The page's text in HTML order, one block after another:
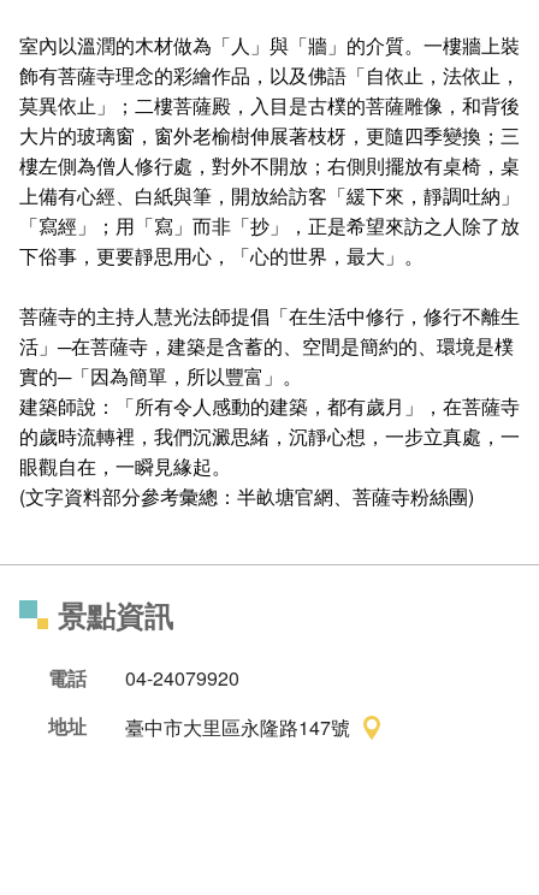
室內以溫潤的木材做為「人」與「牆」的介質。一樓牆上裝
飾有菩薩寺理念的彩繪作品，以及佛語「自依止，法依止，
莫異依止」；二樓菩薩殿，入目是古樸的菩薩雕像，和背後
大片的玻璃窗，窗外老榆樹伸展著枝枒，更隨四季變換；三
樓左側為僧人修行處，對外不開放；右側則擺放有桌椅，桌
上備有心經、白紙與筆，開放給訪客「緩下來，靜調吐納」
「寫經」；用「寫」而非「抄」，正是希望來訪之人除了放
下俗事，更要靜思用心，「心的世界，最大」。
菩薩寺的主持人慧光法師提倡「在生活中修行，修行不離生
活」─在菩薩寺，建築是含蓄的、空間是簡約的、環境是樸
實的─「因為簡單，所以豐富」。
建築師說：「所有令人感動的建築，都有歲月」，在菩薩寺
的歲時流轉裡，我們沉澱思緒，沉靜心想，一步立真處，一
眼觀自在，一瞬見緣起。
(文字資料部分參考彙總：半畝塘官網、菩薩寺粉絲團)
景點資訊
電話
04-24079920
地址
臺中市大里區永隆路147號